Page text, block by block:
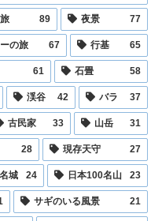
89 夜景 77
の旅 67 行基 65
61 石畳 58
渓谷 42 バラ 37
古民家 33 山岳 31
28 現存天守 27
城 24 日本100名山 23
サギのいる風景 21